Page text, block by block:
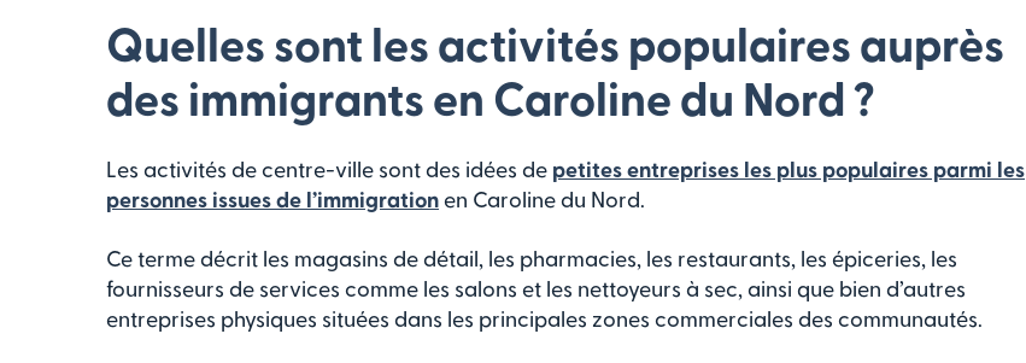
Quelles sont les activités populaires auprès
des immigrants en Caroline du Nord ?
Les activités de centre-ville sont des idées de petites entreprises les plus populaires parmi les
personnes issues de l’immigrationen Caroline du Nord.
Ce terme décrit les magasins de détail, les pharmacies, les restaurants, les épiceries, les
fournisseurs de services comme les salons et les nettoyeurs à sec, ainsi que bien d’autres
entreprises physiques situées dans les principales zones commerciales des communautés.